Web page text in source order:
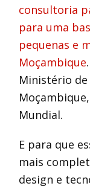
consultoria
para uma
pequenas e
Moçambique
Ministério de
Mundial.
E para que
mais
design e